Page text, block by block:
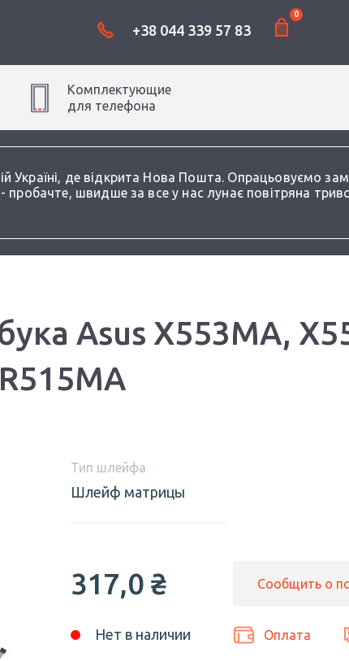
Україні, де відкрита Нова Пошта. Опрацьовуємо
швидше за все у нас лунає повітряна
+38 044 339 57 83
0
Комплектующие
для телефона
Asus X553MA,
Тип шлейфа
Шлейф матрицы
317,0 ₴
Нет в наличии
Сообщить о
Оплата